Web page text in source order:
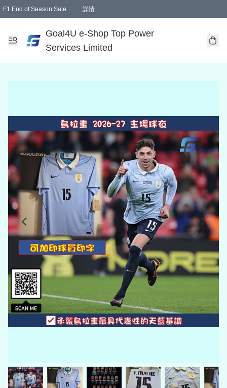
F1 End of Season Sale 詳情
Goal4U e-Shop Top Power
Services Limited